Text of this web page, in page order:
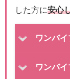
した方に安心
ワンバ
ワンバ